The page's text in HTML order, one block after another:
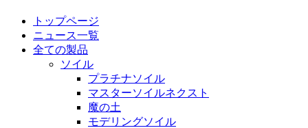
トップページ
ニュース一覧
全ての製品
ソイル
プラチナソイル
マスターソイルネクスト
魔の土
モデリングソイル